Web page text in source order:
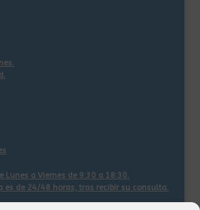
Lunes a Viernes de 9:30 a 18:30.
es de 24/48 horas, tras recibir su consulta.